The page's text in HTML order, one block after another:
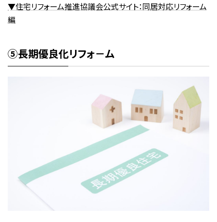
▼住宅リフォーム推進協議会公式サイト：同居対応リフォーム
編
⑤長期優良化リフォ－ム